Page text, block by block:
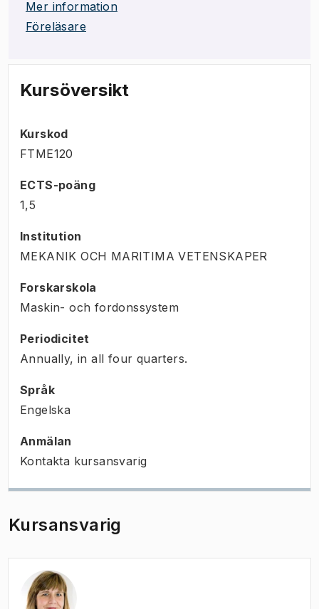
Mer information
Föreläsare
Kursöversikt
Kurskod
FTME120
ECTS-poäng
1,5
Institution
MEKANIK OCH MARITIMA VETENSKAPER
Forskarskola
Maskin- och fordonssystem
Periodicitet
Annually, in all four quarters.
Språk
Engelska
Anmälan
Kontakta kursansvarig
Kursansvarig